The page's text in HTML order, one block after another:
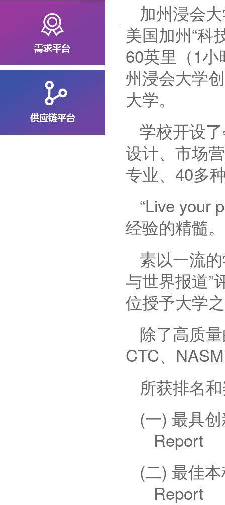
加州浸会
美国加州“科
60英里（1
州浸会大学
大学。
学校开设
设计、市场
专业、40多
“Live your
经验的精髓。
素以一流
与世界报道”
位授予大学
除了高质
CTC、 NASM
所获排名
(一) 最具
Report
(二) 最佳
Report